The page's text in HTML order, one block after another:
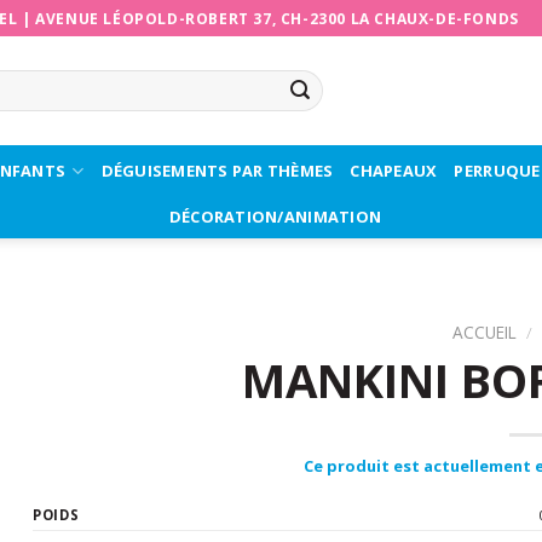
|AVENUE LÉOPOLD-ROBERT 37, CH-2300 LA CHAUX-DE-FONDS
DÉGUISEMENTS PAR THÈMES CHAPEAUX
DÉCORATION/ANIMATION
ACCUEIL /
MANKINI
Ce produit est actuellement
POIDS